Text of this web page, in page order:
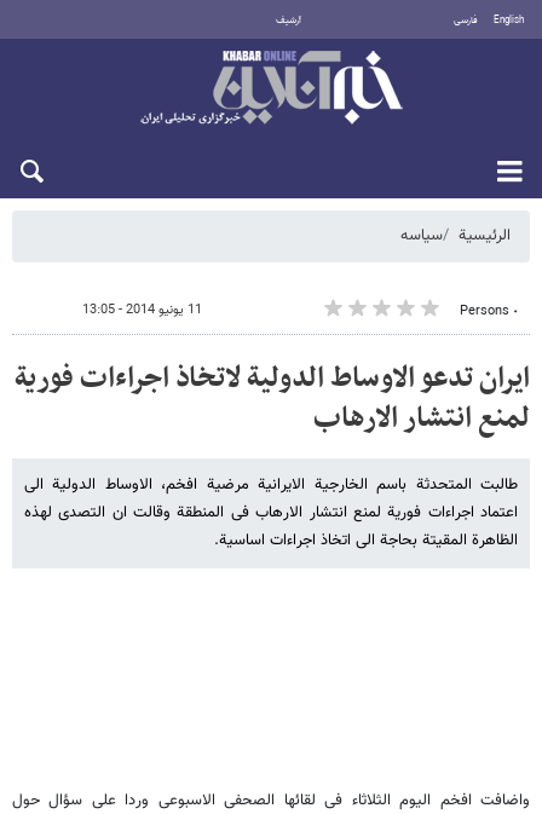
English فارسی أرشيف
الرئيسية سیاسه
٠ Persons 11 يونيو 2014 - 13:05
ایران تدعو الاوساط الدولیة لاتخاذ اجراءات فوریة
لمنع انتشار الارهاب
طالبت المتحدثة باسم الخارجیة الایرانیة مرضیة افخم، الاوساط الدولیة الی
اعتماد اجراءات فوریة لمنع انتشار الارهاب فی المنطقة وقالت ان التصدی لهذه
الظاهرة المقیتة بحاجة الی اتخاذ اجراءات اساسیة.
واضافت افخم الیوم الثلاثاء فی لقائها الصحفی الاسبوعی وردا علی سؤال حول